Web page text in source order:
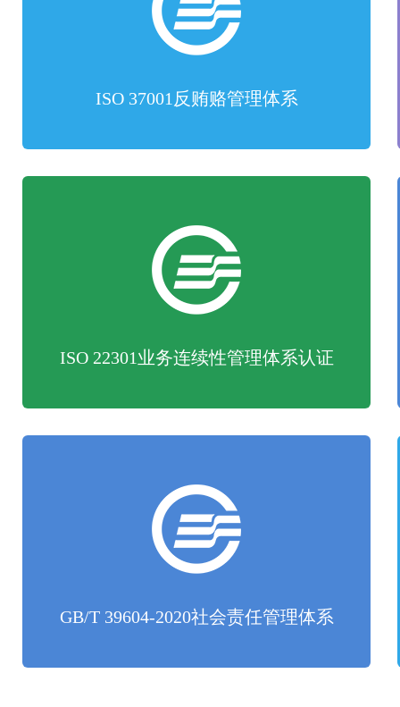
ISO 37001反贿赂管理体系
ISO 22301业务连续性管理体系认证
GB/T 39604-2020社会责任管理体系